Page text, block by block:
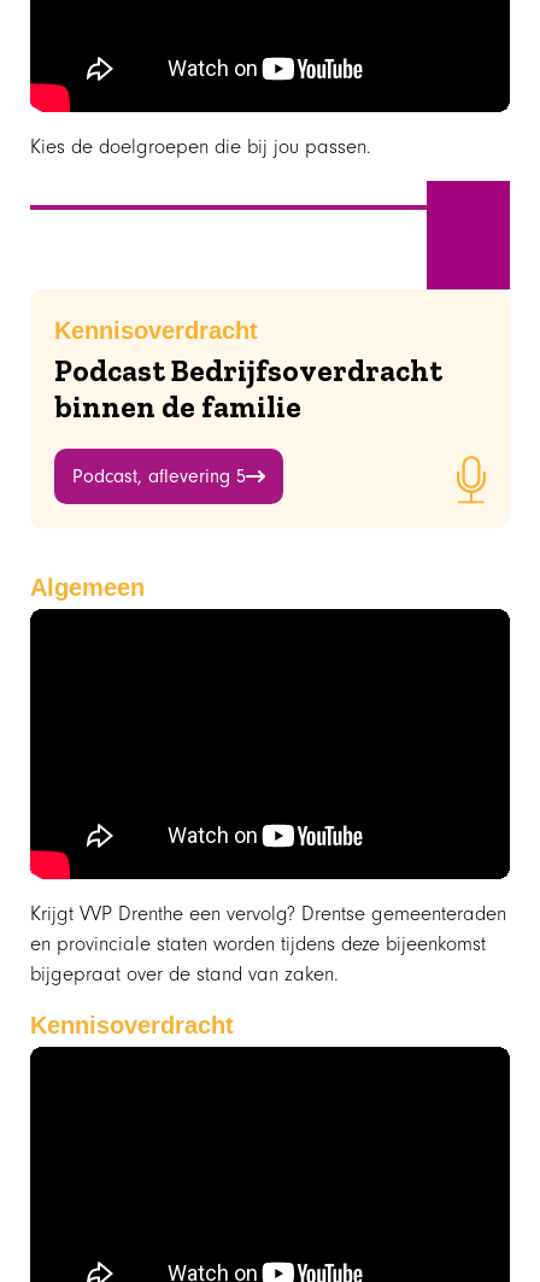
Kies de doelgroepen die bij jou passen.
Kennisoverdracht
Podcast Bedrijfsoverdracht
binnen de familie
Podcast, aflevering 5
Algemeen
Krijgt VVP Drenthe een vervolg? Drentse gemeenteraden
en provinciale staten worden tijdens deze bijeenkomst
bijgepraat over de stand van zaken.
Kennisoverdracht